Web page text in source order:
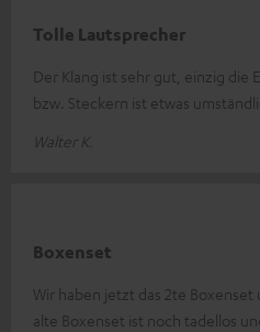
Tolle Lautsprecher
Der Klang ist sehr gut, einzig die
bzw. Steckern ist etwas
Walter K.
Boxenset
Wir haben jetzt das 2te
alte Boxenset ist noch tadellos